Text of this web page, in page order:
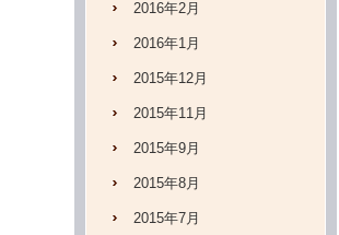
2016年2月
2016年1月
2015年12月
2015年11月
2015年9月
2015年8月
2015年7月